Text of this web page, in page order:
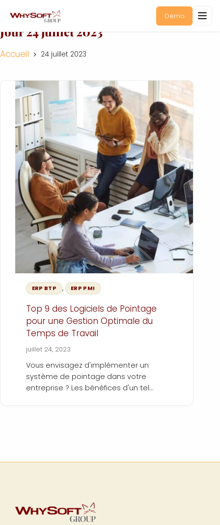
Démo
Jour24 juillet 2023
Accueil 24 juillet 2023
ERP BTP , ERP PMI
Top 9 des Logiciels de Pointage
pour une Gestion Optimale du
Temps de Travail
juillet 24, 2023
Vous envisagez d'implémenter un
système de pointage dans votre
entreprise ? Les bénéfices d'un tel